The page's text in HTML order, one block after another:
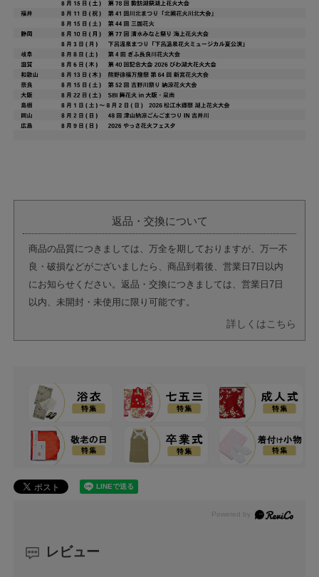
返品・交換について
商品の品質につきましては、万全を期しておりますが、万一不
良・破損などがございましたら、商品到着後、営業日7日以内
にお知らせください。返品・交換につきましては、営業日7日
以内、未開封・未使用に限り可能です。
詳しくはこちら
レビュー